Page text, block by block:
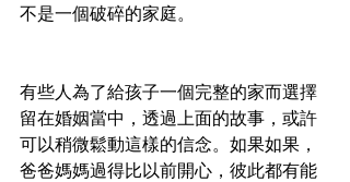
不是一個破碎的家庭。
有些人為了給孩子一個完整的家而選擇
留在婚姻當中，透過上面的故事，或許
可以稍微鬆動這樣的信念。如果如果，
爸爸媽媽過得比以前開心，彼此都有能